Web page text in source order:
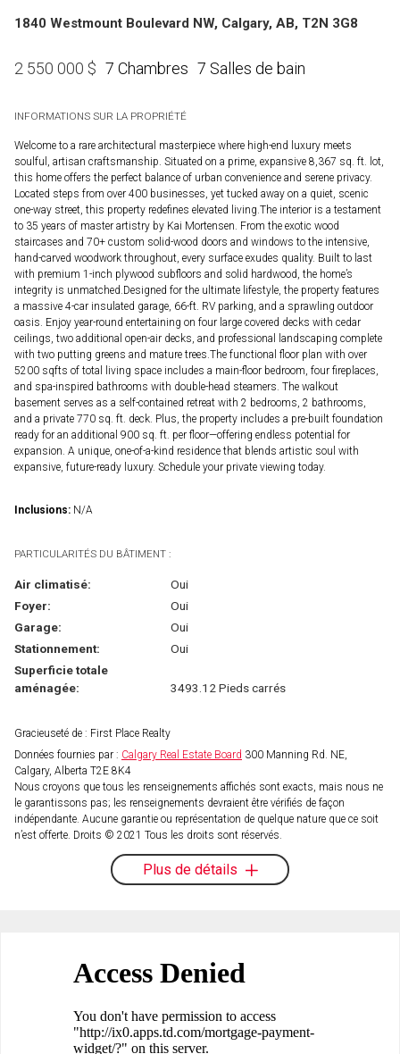
1840 Westmount Boulevard NW, Calgary, AB, T2N 3G8
2 550 000 $ 7 Chambres 7 Salles de bain
INFORMATIONS SUR LA PROPRIÉTÉ
Welcome to a rare architectural masterpiece where high-end luxury meets
soulful, artisan craftsmanship. Situated on a prime, expansive 8,367 sq. ft. lot,
this home offers the perfect balance of urban convenience and serene privacy.
Located steps from over 400 businesses, yet tucked away on a quiet, scenic
one-way street, this property redefines elevated living.The interior is a testament
to 35 years of master artistry by Kai Mortensen. From the exotic wood
staircases and 70+ custom solid-wood doors and windows to the intensive,
hand-carved woodwork throughout, every surface exudes quality. Built to last
with premium 1-inch plywood subfloors and solid hardwood, the home’s
integrity is unmatched.Designed for the ultimate lifestyle, the property features
a massive 4-car insulated garage, 66-ft. RV parking, and a sprawling outdoor
oasis. Enjoy year-round entertaining on four large covered decks with cedar
ceilings, two additional open-air decks, and professional landscaping complete
with two putting greens and mature trees.The functional floor plan with over
5200 sqfts of total living space includes a main-floor bedroom, four fireplaces,
and spa-inspired bathrooms with double-head steamers. The walkout
basement serves as a self-contained retreat with 2 bedrooms, 2 bathrooms,
and a private 770 sq. ft. deck. Plus, the property includes a pre-built foundation
ready for an additional 900 sq. ft. per floor—offering endless potential for
expansion. A unique, one-of-a-kind residence that blends artistic soul with
expansive, future-ready luxury. Schedule your private viewing today.
Inclusions: N/A
PARTICULARITÉS DU BÂTIMENT :
Air climatisé:
Oui
Foyer:
Oui
Garage:
Oui
Stationnement:
Oui
Superficie totale
aménagée:
3493.12 Pieds carrés
Gracieuseté de : First Place Realty
Données fournies par : Calgary Real Estate Board 300 Manning Rd. NE,
Calgary, Alberta T2E 8K4
Nous croyons que tous les renseignements affichés sont exacts, mais nous ne
le garantissons pas; les renseignements devraient être vérifiés de façon
indépendante. Aucune garantie ou représentation de quelque nature que ce soit
n’est offerte. Droits © 2021 Tous les droits sont réservés.
Plus de détails